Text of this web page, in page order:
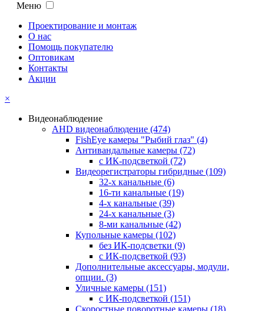
Меню
Проектирование и монтаж
О нас
Помощь покупателю
Оптовикам
Контакты
Акции
×
Видеонаблюдение
AHD видеонаблюдение (474)
FishEye камеры "Рыбий глаз" (4)
Антивандальные камеры (72)
с ИК-подсветкой (72)
Видеорегистраторы гибридные (109)
32-х канальные (6)
16-ти канальные (19)
4-х канальные (39)
24-х канальные (3)
8-ми канальные (42)
Купольные камеры (102)
без ИК-подсветки (9)
с ИК-подсветкой (93)
Дополнительные аксессуары, модули,
опции. (3)
Уличные камеры (151)
с ИК-подсветкой (151)
Скоростные поворотные камеры (18)